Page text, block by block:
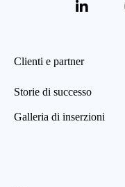
Clienti e partner
Storie di successo
Galleria di inserzioni